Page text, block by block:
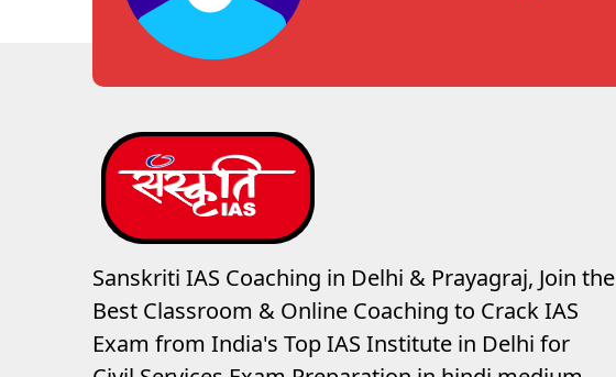
Sanskriti IAS Coaching in Delhi & Prayagraj, Join the
Best Classroom & Online Coaching to Crack IAS
Exam from India's Top IAS Institute in Delhi for